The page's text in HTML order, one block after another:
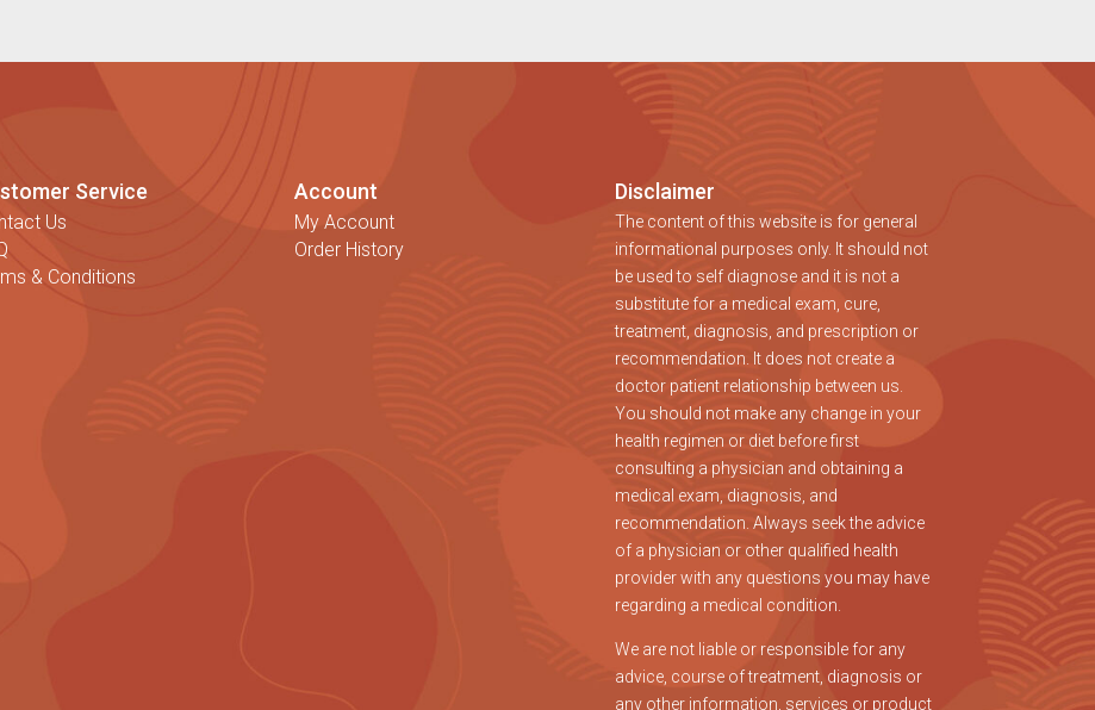
Service
Us
& Conditions
Account
My Account
Order History
Disclaimer
The content of this website is for general
informational purposes only. It should not
be used to self diagnose and it is not a
substitute for a medical exam, cure,
treatment, diagnosis, and prescription or
recommendation. It does not create a
doctor patient relationship between us.
You should not make any change in your
health regimen or diet before first
consulting a physician and obtaining a
medical exam, diagnosis, and
recommendation. Always seek the advice
of a physician or other qualified health
provider with any questions you may have
regarding a medical condition.
We are not liable or responsible for any
advice, course of treatment, diagnosis or
any other information, services or product